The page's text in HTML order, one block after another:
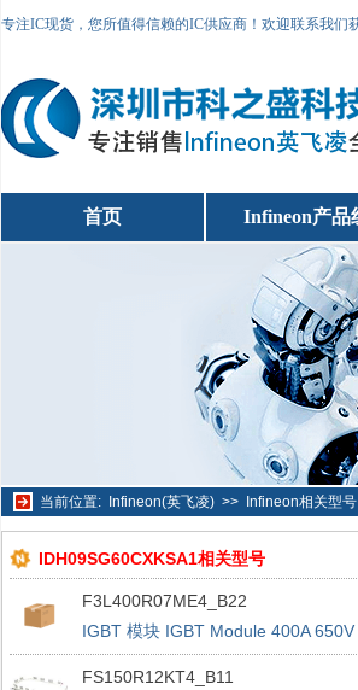
专注IC现货，您所值得信赖的IC供应商！欢迎联系我们
首页 Infineon产品
当前位置: Infineon(英飞凌)>> Infineon相关型号
IDH09SG60CXKSA1相关型号
F3L400R07ME4_B22
IGBT 模块 IGBT Module 400A 650V
FS150R12KT4_B11